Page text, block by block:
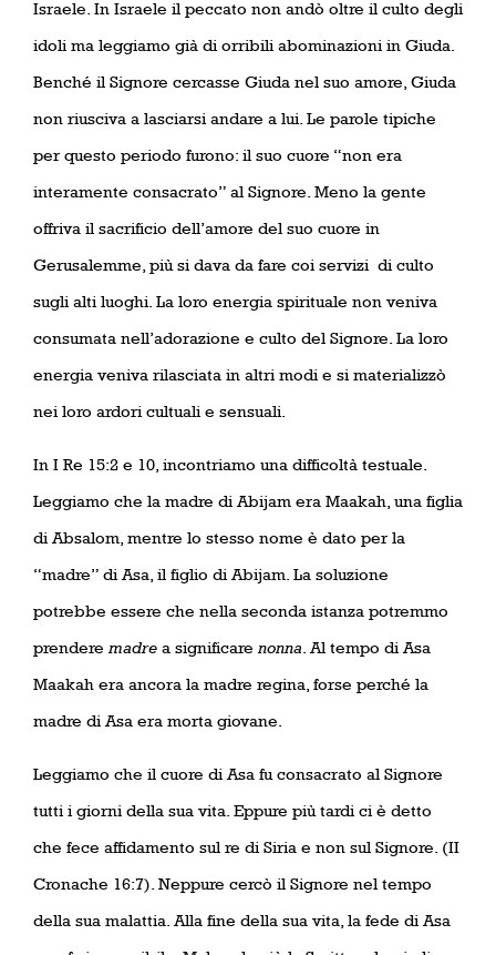
Israele. In Israele il peccato non andò oltre il culto degli
idoli ma leggiamo già di orribili abominazioni in Giuda.
Benché il Signore cercasse Giuda nel suo amore, Giuda
non riusciva a lasciarsi andare a lui. Le parole tipiche
per questo periodo furono: il suo cuore “non era
interamente consacrato” al Signore. Meno la gente
offriva il sacrificio dell’amore del suo cuore in
Gerusalemme, più si dava da fare coi servizi di culto
sugli alti luoghi. La loro energia spirituale non veniva
consumata nell’adorazione e culto del Signore. La loro
energia veniva rilasciata in altri modi e si materializzò
nei loro ardori cultuali e sensuali.
In I Re 15:2 e 10, incontriamo una difficoltà testuale.
Leggiamo che la madre di Abijam era Maakah, una figlia
di Absalom, mentre lo stesso nome è dato per la
“madre” di Asa, il figlio di Abijam. La soluzione
potrebbe essere che nella seconda istanza potremmo
prendere madre a significare nonna . Al tempo di Asa
Maakah era ancora la madre regina, forse perché la
madre di Asa era morta giovane.
Leggiamo che il cuore di Asa fu consacrato al Signore
tutti i giorni della sua vita. Eppure più tardi ci è detto
che fece affidamento sul re di Siria e non sul Signore. (II
Cronache 16:7). Neppure cercò il Signore nel tempo
della sua malattia. Alla fine della sua vita, la fede di Asa